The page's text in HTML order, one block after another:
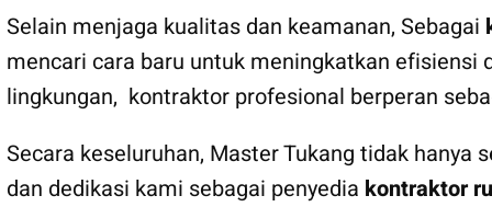
Selain menjaga kualitas dan keamanan, Sebagai
mencari cara baru untuk meningkatkan efisiensi
lingkungan, kontraktor profesional berperan
Secara keseluruhan, Master Tukang tidak
dan dedikasi kami sebagai penyedia kontraktor